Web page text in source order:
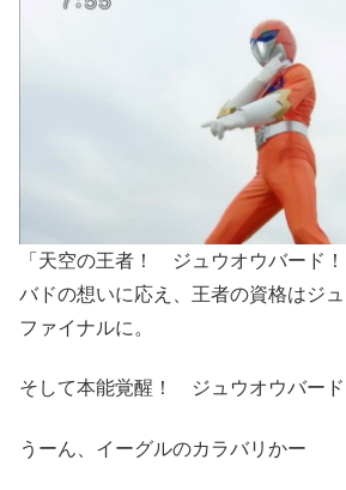
「天空の王者！ ジュウオウバード！
バドの想いに応え、王者の資格はジ
ファイナルに。
そして本能覚醒！ ジュウオウバード
うーん、イーグルのカラバリかー